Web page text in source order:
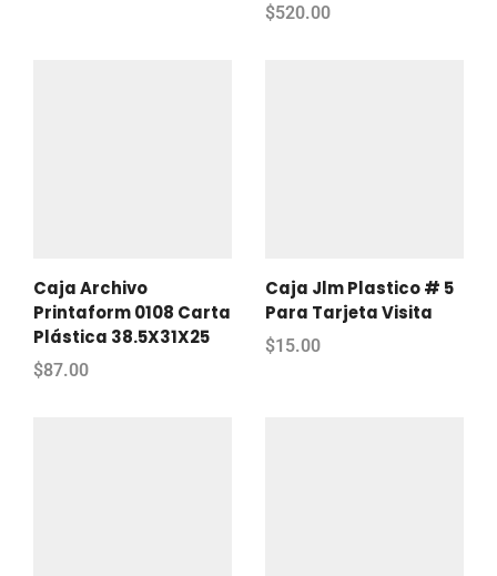
$520.00
Caja Archivo
Printaform 0108 Carta
Plástica 38.5X31X25
$87.00
Caja Jlm Plastico # 5
Para Tarjeta Visita
$15.00